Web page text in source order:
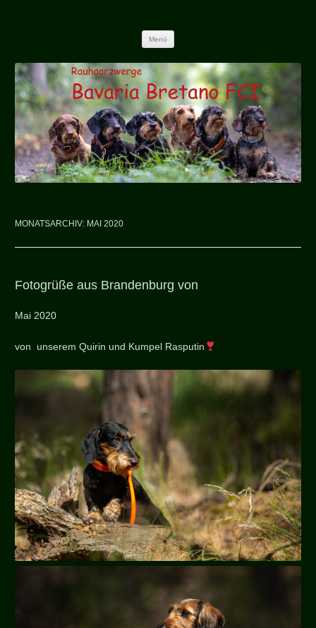
Menü Zum Inhalt springen
MONATSARCHIV: MAI 2020
Fotogrüße aus Brandenburg von
Mai 2020
von unserem Quirin und Kumpel Rasputin